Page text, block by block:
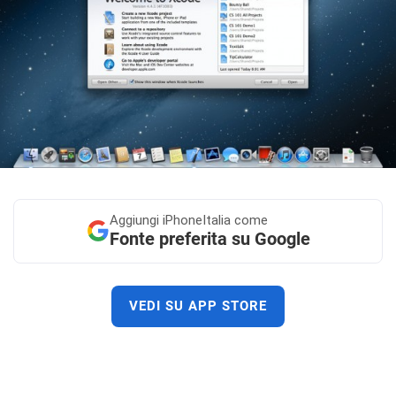
Aggiungi iPhoneItalia come
Fonte preferita su Google
VEDI SU APP STORE